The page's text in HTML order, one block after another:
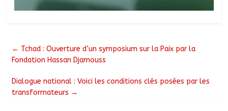
← Tchad : Ouverture d’un symposium sur la Paix par la
Fondation Hassan Djamouss
Dialogue national : Voici les conditions clés posées par les
transformateurs →